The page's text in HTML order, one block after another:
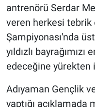
antrenörü Serdar
veren herkesi tebrik
Şampiyonası'nda
yıldızlı
edeceğine yürekten
Adıyaman Gençlik
yaptığı